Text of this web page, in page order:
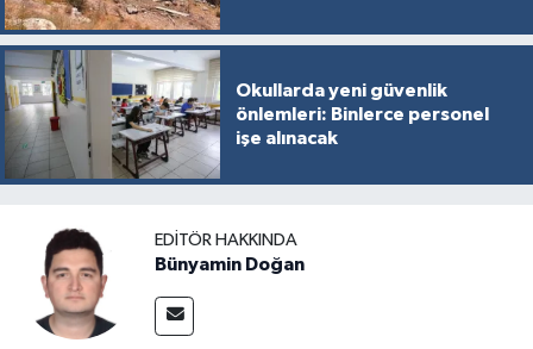
Okullarda yeni güvenlik
önlemleri: Binlerce personel
işe alınacak
EDITÖR HAKKINDA
Bünyamin Doğan